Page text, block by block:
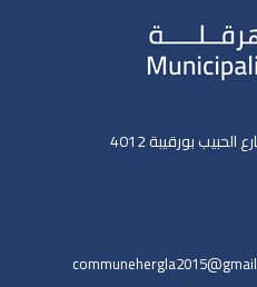
بورقيبة 4012